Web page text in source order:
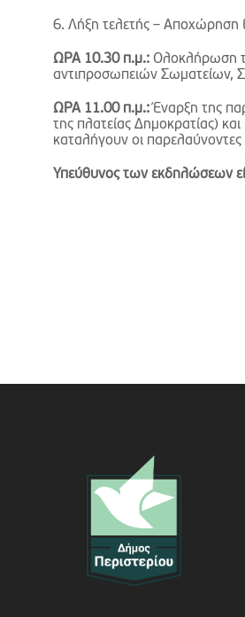
6. Λήξη τελετής – Αποχώρηση
ΩΡΑ 10.30 π.μ.: Ολοκλήρωση
αντιπροσωπειών Σωματείων,
ΩΡΑ 11.00 π.μ.:Έναρξη της
της πλατείας Δημοκρατίας)
καταλήγουν οι παρελαύνοντες
Υπεύθυνος των εκδηλώσεων